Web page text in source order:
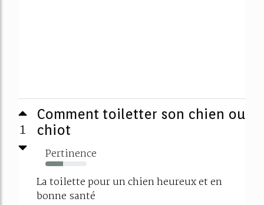
1
Comment toiletter son chien ou
chiot
Pertinence
43%
La toilette pour un chien heureux et en
bonne santé